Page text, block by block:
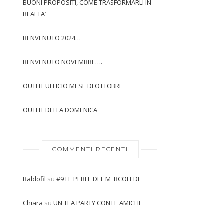
BUONI PROPOSITI, COME TRASFORMARLI IN
REALTA’
BENVENUTO 2024…
BENVENUTO NOVEMBRE….
OUTFIT UFFICIO MESE DI OTTOBRE
OUTFIT DELLA DOMENICA
COMMENTI RECENTI
Bablofil su #9 LE PERLE DEL MERCOLEDI
Chiara su UN TEA PARTY CON LE AMICHE